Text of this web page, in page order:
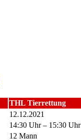
THL Tierrettung
12.12.2021
14:30 Uhr – 15:30 Uhr
12 Mann